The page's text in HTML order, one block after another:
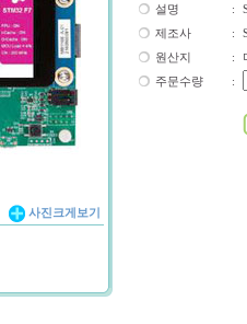
사진크게보기
설명
:
제조사
:
원산지
:
주문수량
: